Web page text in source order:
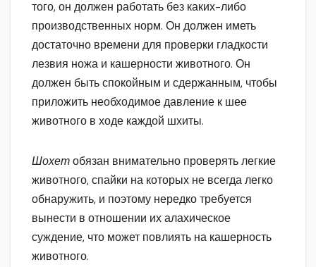
того, он должен работать без каких-либо
производственных норм. Он должен иметь
достаточно времени для проверки гладкости
лезвия ножа и кашерности животного. Он
должен быть спокойным и сдержанным, чтобы
приложить необходимое давление к шее
животного в ходе каждой шхиты.
Шохетобязан внимательно проверять легкие
животного, спайки на которых не всегда легко
обнаружить, и поэтому нередко требуется
вынести в отношении их алахическое
суждение, что может повлиять на кашерность
животного.